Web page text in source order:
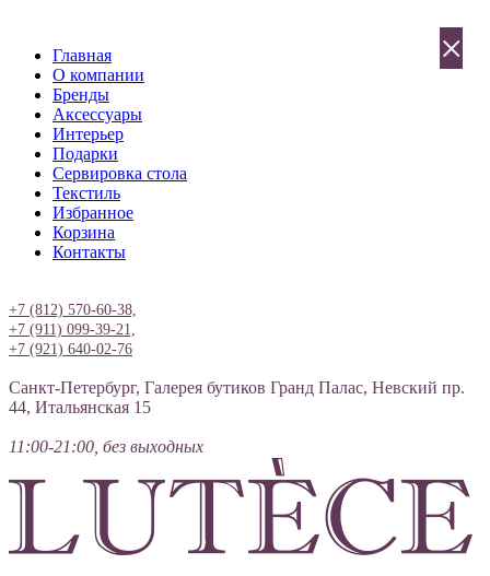
Главная
О компании
Бренды
Аксессуары
Интерьер
Подарки
Сервировка стола
Текстиль
Избранное
Корзина
Контакты
+7 (812) 570-60-38,
+7 (911) 099-39-21,
+7 (921) 640-02-76
Санкт-Петербург, Галерея бутиков Гранд Палас, Невский пр.
44, Итальянская 15
11:00-21:00, без выходных
×